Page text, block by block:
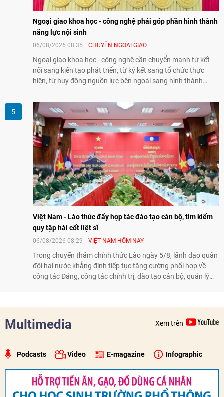
Ngoại giao khoa học - công nghệ phải góp phần hình thành
năng lực nội sinh
06/08/2026 08:35 CHUYỆN NGOẠI GIAO
Ngoại giao khoa học - công nghệ cần chuyển mạnh từ kết
nối sang kiến tạo phát triển, từ ký kết sang tổ chức thực
hiện, từ huy động nguồn lực bên ngoài sang hình thành
nghệ, đổi mới sáng tạo và chuyển đổi số trở thành động lực
phát triển đất nước.
Việt Nam - Lào thúc đẩy hợp tác đào tạo cán bộ, tìm kiếm
quy tập hài cốt liệt sĩ
06/08/2026 08:29 VIỆT NAM HÔM NAY
Trong chuyến thăm chính thức Lào ngày 5/8, lãnh đạo quân
đội hai nước khẳng định tiếp tục tăng cường phối hợp về
công tác Đảng, công tác chính trị, đào tạo cán bộ, quản lý
Multimedia Xem trên
Podcasts Video E-magazine Infographic